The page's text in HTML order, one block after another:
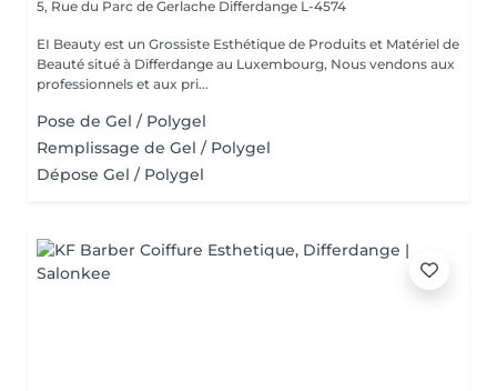
5, Rue du Parc de Gerlache Differdange L-4574
EI Beauty est un Grossiste Esthétique de Produits et Matériel de
Beauté situé à Differdange au Luxembourg, Nous vendons aux
professionnels et aux pri...
Pose de Gel / Polygel
Remplissage de Gel / Polygel
Dépose Gel / Polygel